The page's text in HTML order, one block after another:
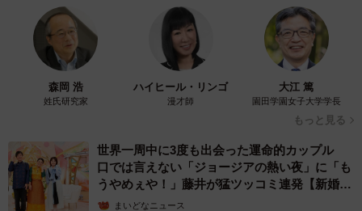
森岡 浩
姓氏研究家
ハイヒール・リンゴ
漫才師
大江 篤
園田学園女子大学学長
もっと見る
世界一周中に3度も出会った運命的カップル
口では言えない「ジョージアの熱い夜」に「も
うやめぇや！」藤井が猛ツッコミ連発【新婚さ
ん】まいどなニュース